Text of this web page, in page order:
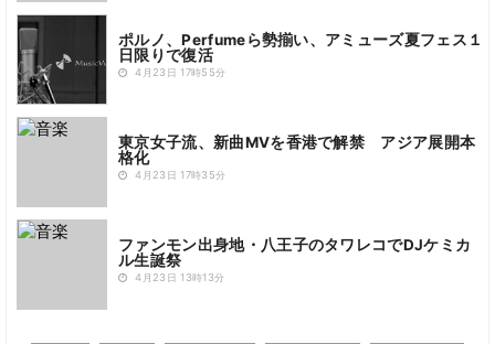
ポルノ、Perfumeら勢揃い、アミューズ夏フェス１
日限りで復活
4月23日 17時55分
東京女子流、新曲MVを香港で解禁 アジア展開本
格化
4月23日 17時35分
ファンモン出身地・八王子のタワレコでDJケミカ
ル生誕祭
4月23日 13時13分